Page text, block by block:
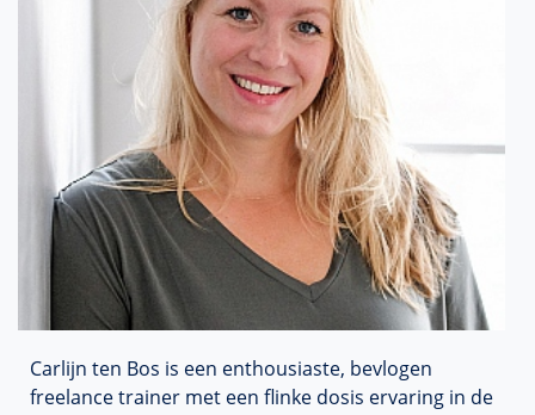
Carlijn ten Bos is een enthousiaste, bevlogen
freelance trainer met een flinke dosis ervaring in de